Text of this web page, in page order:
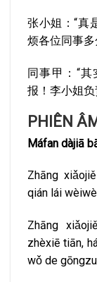
张小姐：“真
烦各位同事
同事甲：“
报！李小姐
PHIÊN ÂM
Máfan dàjiā
Zhāng
qián lái
Zhāng
zhèxiē tiān,
wǒ de